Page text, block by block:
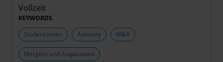
Vollzeit
KEYWORDS
Student:innen
Advisory M&A
Mergers and Acquisitions